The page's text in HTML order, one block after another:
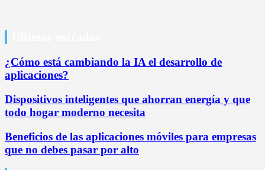
¿Cómo está cambiando la IA el desarrollo de
aplicaciones?
Dispositivos inteligentes que ahorran energía y que
todo hogar moderno necesita
Beneficios de las aplicaciones móviles para empresas
que no debes pasar por alto